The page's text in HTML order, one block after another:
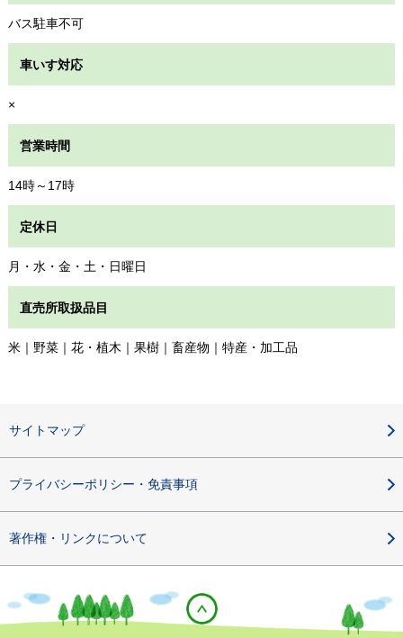
バス駐車不可
車いす対応
×
営業時間
14時～17時
定休日
月・水・金・土・日曜日
直売所取扱品目
米｜野菜｜花・植木｜果樹｜畜産物｜特産・加工品
サイトマップ
プライバシーポリシー・免責事項
著作権・リンクについて